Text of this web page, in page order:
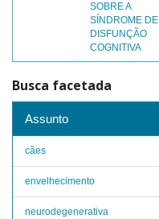
SOBRE A
SÍNDROME DE
DISFUNÇÃO
COGNITIVA
Busca facetada
Assunto
cães
envelhecimento
neurodegenerativa